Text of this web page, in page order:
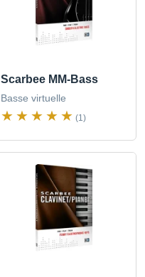
Scarbee MM-Bass
Basse virtuelle
(1)